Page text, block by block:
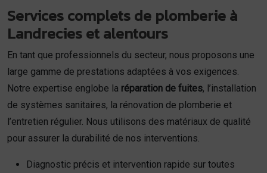
Services complets de plomberie à
Landrecies et alentours
En tant que professionnels du secteur, nous proposons une
large gamme de prestations adaptées à vos exigences.
Notre expertise englobe la réparation de fuites, l’installation
de systèmes sanitaires, la rénovation de plomberie et
l’entretien régulier. Nous utilisons des matériaux de qualité
pour assurer la durabilité de nos interventions.
Diagnostic précis et intervention rapide sur toutes